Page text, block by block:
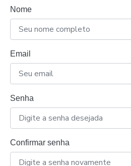
Nome
Email
Senha
Confirmar senha